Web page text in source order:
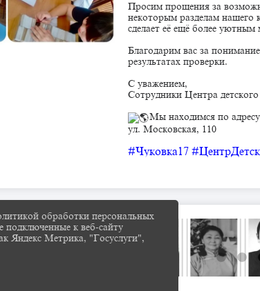
Просим прощения за
некоторым разделам
сделает её ещё более уютным
Благодарим вас за
результатах проверки.
С уважением,
Сотрудники Центра
Мы находимся по
ул. Московская, 110
#Чуковка17
обработки персональных
подключенные к веб-сайту
Яндекс Метрика, "Госуслуги",